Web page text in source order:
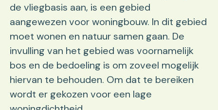
de vliegbasis aan, is een gebied
aangewezen voor woningbouw. In dit gebied
moet wonen en natuur samen gaan. De
invulling van het gebied was voornamelijk
bos en de bedoeling is om zoveel mogelijk
hiervan te behouden. Om dat te bereiken
wordt er gekozen voor een lage